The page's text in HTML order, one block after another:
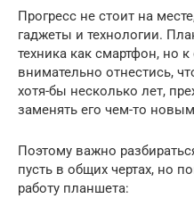
Прогресс не стоит на
гаджеты и технологии.
техника как смартфон, но
внимательно отнестись,
хотя-бы несколько лет,
заменять его чем-то новым
Поэтому важно
пусть в общих чертах, но
работу планшета: